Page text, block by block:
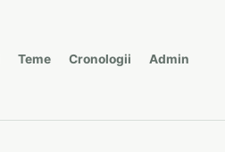
Teme Cronologii Admin